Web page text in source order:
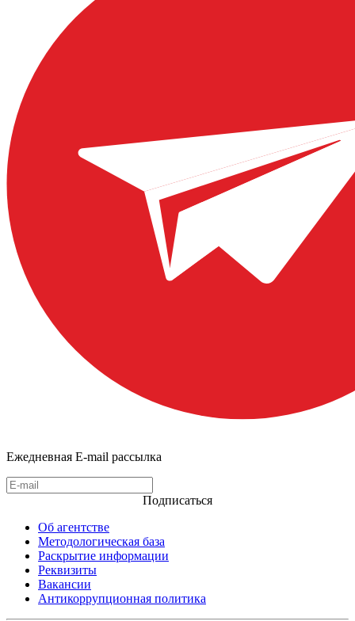
Ежедневная E-mail рассылка
Подписаться
Об агентстве
Методологическая база
Раскрытие информации
Реквизиты
Вакансии
Антикоррупционная политика